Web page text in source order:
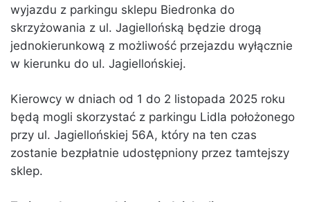
wyjazdu z parkingu sklepu Biedronka do
skrzyżowania z ul. Jagiellońską będzie drogą
jednokierunkową z możliwość przejazdu wyłącznie
w kierunku do ul. Jagiellońskiej.
Kierowcy w dniach od 1 do 2 listopada 2025 roku
będą mogli skorzystać z parkingu Lidla położonego
przy ul. Jagiellońskiej 56A, który na ten czas
zostanie bezpłatnie udostępniony przez tamtejszy
sklep.